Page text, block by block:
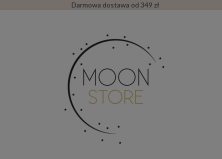
Darmowa dostawa od 349 zł